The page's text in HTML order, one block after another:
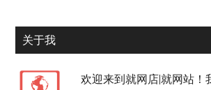
关于我
欢迎来到就网店|就网站！